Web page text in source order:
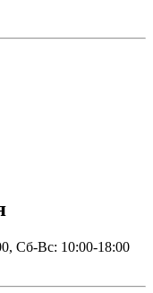
Сб-Вс: 10:00-18:00